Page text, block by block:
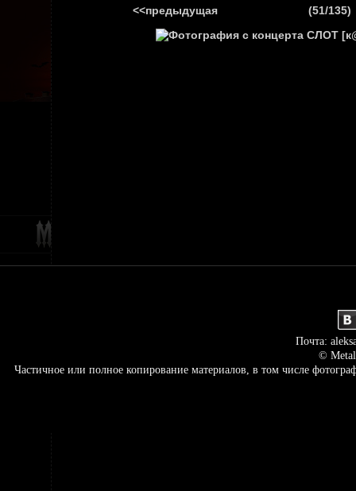
<<предыдущая (51/135)
Почта:
©
Частичное или полное копирование материалов, в том числе